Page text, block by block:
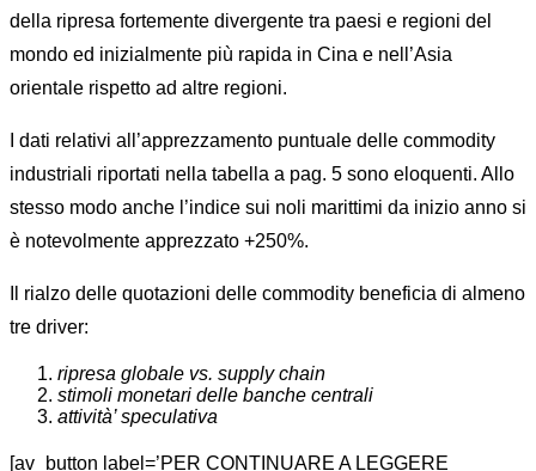
della ripresa fortemente divergente tra paesi e regioni del
mondo ed inizialmente più rapida in Cina e nell’Asia
orientale rispetto ad altre regioni.
I dati relativi all’apprezzamento puntuale delle commodity
industriali riportati nella tabella a pag. 5 sono eloquenti. Allo
stesso modo anche l’indice sui noli marittimi da inizio anno si
è notevolmente apprezzato +250%.
Il rialzo delle quotazioni delle commodity beneficia di almeno
tre driver:
ripresa globale vs. supply chain
stimoli monetari delle banche centrali
attività’ speculativa
[av_button label=’PER CONTINUARE A LEGGERE